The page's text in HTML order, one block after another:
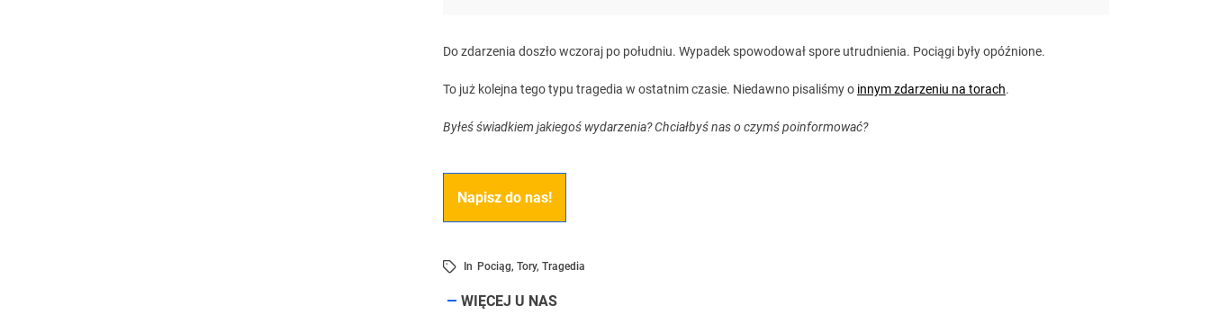
Do zdarzenia doszło wczoraj po południu. Wypadek spowodował spore utrudnienia. Pociągi były opóźnione.
To już kolejna tego typu tragedia w ostatnim czasie. Niedawno pisaliśmy o innym zdarzeniu na torach.
Byłeś świadkiem jakiegoś wydarzenia? Chciałbyś nas o czymś poinformować?
Napisz do nas!
In Pociąg, Tory, Tragedia
WIĘCEJ U NAS